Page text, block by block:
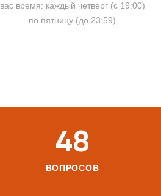
вас время: каждый четверг (с 19:00)
по пятницу (до 23:59)
48
ВОПРОСОВ